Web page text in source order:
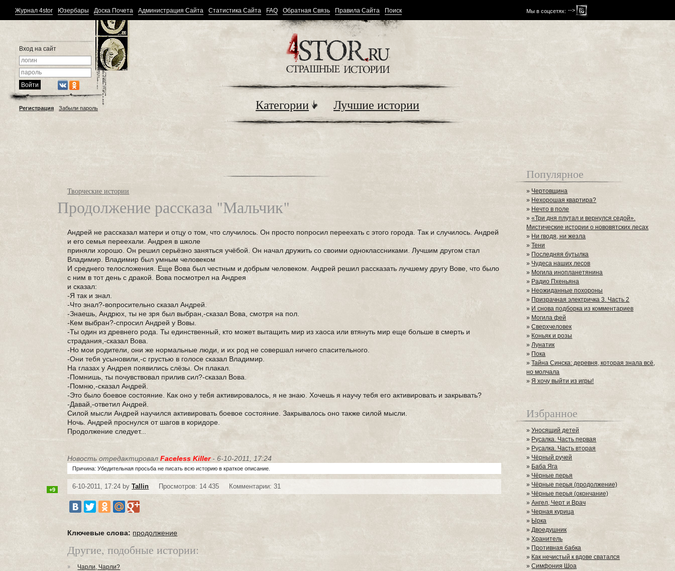
Мы в соцсетях: -->
Журнал 4stor Юзербары Доска Почета Администрация Сайта Статистика Сайта FAQ Обратная Связь Правила Сайта Поиск
Вход на сайт
Регистрация Забыли пароль Категории Лучшие истории
Творческие истории
Продолжение рассказа "Мальчик"
Андрей не рассказал матери и отцу о том, что случилось. Он просто попросил переехать с этого города. Так и случилось. Андрей
и его семья переехали. Андрея в школе
приняли хорошо. Он решил серьёзно заняться учёбой. Он начал дружить со своими одноклассниками. Лучшим другом стал
Владимир. Владимир был умным человеком
И среднего телосложения. Еще Вова был честным и добрым человеком. Андрей решил рассказать лучшему другу Вове, что было
с ним в тот день с дракой. Вова посмотрел на Андрея
и сказал:
-Я так и знал.
-Что знал?-вопросительно сказал Андрей.
-Знаешь, Андрюх, ты не зря был выбран,-сказал Вова, смотря на пол.
-Кем выбран?-спросил Андрей у Вовы.
-Ты один из древнего рода. Ты единственный, кто может вытащить мир из хаоса или втянуть мир еще больше в смерть и
страдания,-сказал Вова.
-Но мои родители, они же нормальные люди, и их род не совершал ничего спасительного.
-Они тебя усыновили,-с грустью в голосе сказал Владимир.
На глазах у Андрея появились слёзы. Он плакал.
-Помнишь, ты почувствовал прилив сил?-сказал Вова.
-Помню,-сказал Андрей.
-Это было боевое состояние. Как оно у тебя активировалось, я не знаю. Хочешь я научу тебя его активировать и закрывать?
-Давай,-ответил Андрей.
Силой мысли Андрей научился активировать боевое состояние. Закрывалось оно также силой мысли.
Ночь. Андрей проснулся от шагов в коридоре.
Продолжение следует...
Новость отредактировалFaceless Killer- 6-10-2011, 17:24
Причина: Убедительная просьба не писать всю историю в краткое описание.
6-10-2011, 17:24 byTallin Просмотров: 14 435 Комментарии: 31
+9
Ключевые слова: продолжение
Другие, подобные истории:
Чарли, Чарли?
Популярное
» Чертовщина
» Нехорошая квартира?
» Нечто в поле
»«Три дня плутал и вернулся седой».
Мистические истории о нововятских лесах
» Ни гводя, ни жезла
»Тени
» Последняя бутылка
» Чудеса наших лесов
» Могила инопланетянина
» Радио Пхеньяна
» Неожиданные похороны
» Призрачная электричка 3. Часть 2
» И снова подборка из комментариев
» Могила фей
»Сверхчеловек
» Коньяк и розы
»Лунатик
» Пока
»Тайна Синска: деревня, которая знала всё,
но молчала
»Я хочу выйти из игры!
Избранное
»Уносящий детей
» Русалка. Часть первая
» Русалка. Часть вторая
» Чёрный ручей
» Баба Яга
» Чёрные перья
»Чёрные перья (продолжение)
» Чёрные перья (окончание)
»Ангел, Черт и Врач
» Черная курица
» Ырка
»Двоедушник
»Хранитель
» Противная бабка
» Как нечистый к вдове сватался
»Симфония Шоа